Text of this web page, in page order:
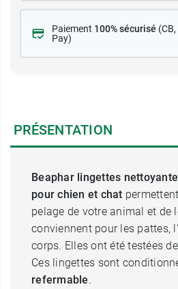
Paiement 100% sécurisé (CB
Pay)
PRÉSENTATION
Beaphar lingettes
pour chien et chat
pelage de votre animal et de
conviennent pour les pattes,
corps. Elles ont été testées
Ces lingettes sont
refermable.